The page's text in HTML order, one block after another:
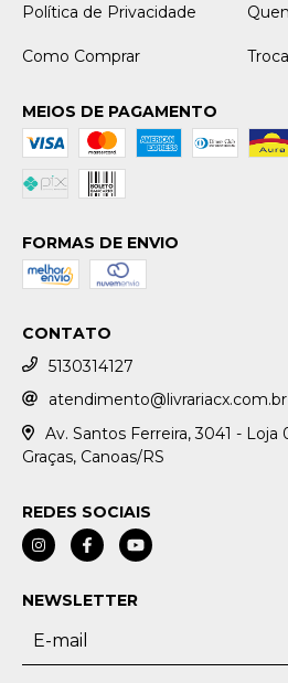
Política de Privacidade
Como Comprar
MEIOS DE PAGAMENTO
FORMAS DE ENVIO
CONTATO
5130314127
atendimento@livrariacx.com.br
Av. Santos Ferreira, 3041 - Loja
Graças, Canoas/RS
REDES SOCIAIS
NEWSLETTER